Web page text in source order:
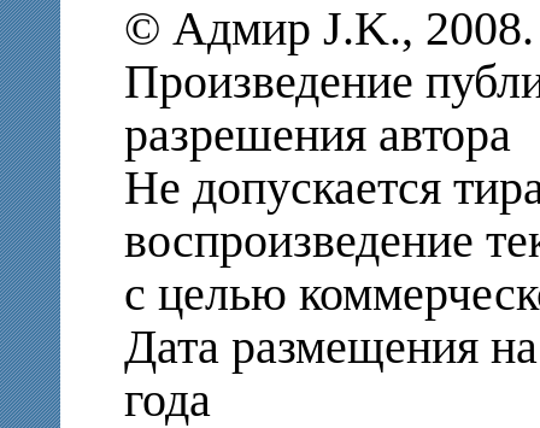
© Адмир J.K.,
Произведение
разрешения автора
Не допускается
воспроизведение
с целью
Дата размещения
года